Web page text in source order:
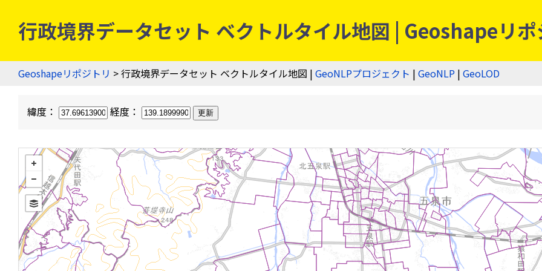
行政境界データセット ベクトルタイル地図 | Geoshapeリ
Geoshapeリポジトリ > 行政境界データセット ベクトルタイル地図 | GeoNLPプロジェクト | GeoNLP | GeoLOD
緯度： 経度：